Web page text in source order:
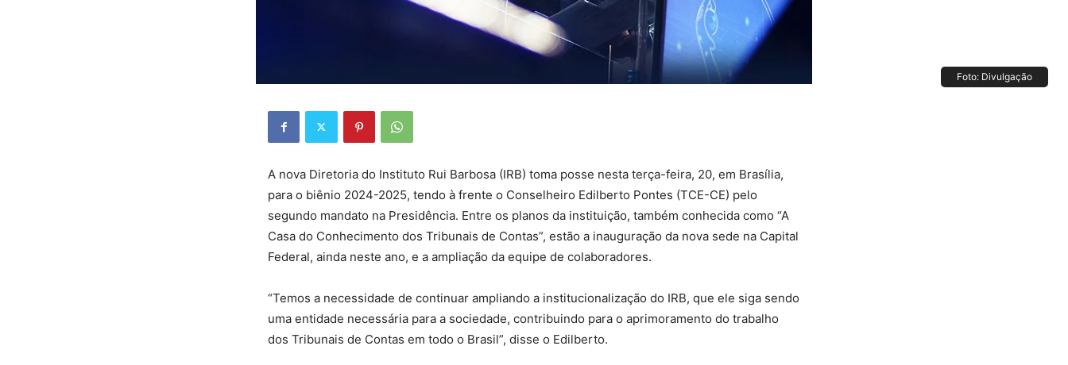
Foto: Divulgação
A nova Diretoria do Instituto Rui Barbosa (IRB) toma posse nesta terça-feira, 20, em Brasília,
para o biênio 2024-2025, tendo à frente o Conselheiro Edilberto Pontes (TCE-CE) pelo
segundo mandato na Presidência. Entre os planos da instituição, também conhecida como “A
Casa do Conhecimento dos Tribunais de Contas”, estão a inauguração da nova sede na Capital
Federal, ainda neste ano, e a ampliação da equipe de colaboradores.
“Temos a necessidade de continuar ampliando a institucionalização do IRB, que ele siga sendo
uma entidade necessária para a sociedade, contribuindo para o aprimoramento do trabalho
dos Tribunais de Contas em todo o Brasil”, disse o Edilberto.